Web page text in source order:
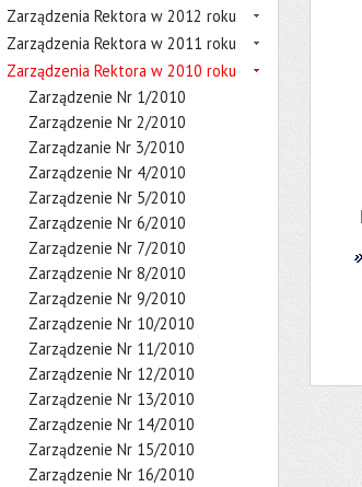
Zarządzenia Rektora w 2012 roku
Zarządzenia Rektora w 2011 roku
Zarządzenia Rektora w 2010 roku
Zarządzenie Nr 1/2010
Zarządzenie Nr 2/2010
Zarządzanie Nr 3/2010
Zarządzenie Nr 4/2010
Zarządzenie Nr 5/2010
Zarządzenie Nr 6/2010
Zarządzenie Nr 7/2010
Zarządzenie Nr 8/2010
Zarządzenie Nr 9/2010
Zarządzenie Nr 10/2010
Zarządzenie Nr 11/2010
Zarządzenie Nr 12/2010
Zarządzenie Nr 13/2010
Zarządzenie Nr 14/2010
Zarządzenie Nr 15/2010
Zarządzenie Nr 16/2010